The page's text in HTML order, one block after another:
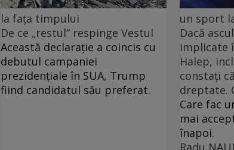
la fața timpului
De ce „restul” respinge Vestul
Această declarație a coincis cu
debutul campaniei
prezidențiale în SUA, Trump
fiind candidatul său preferat.
un sport
Dacă
implicate
Halep,
constați
dreptate.
Care fac
mai
înapoi.